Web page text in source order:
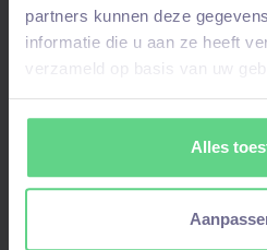
partners kunnen deze
informatie die u aan ze heeft
verzameld op basis van uw
Alles
Door je aan te melden
talentpool – bij een